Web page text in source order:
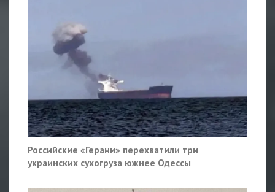
Российские «Герани» перехватили три
украинских сухогруза южнее Одессы